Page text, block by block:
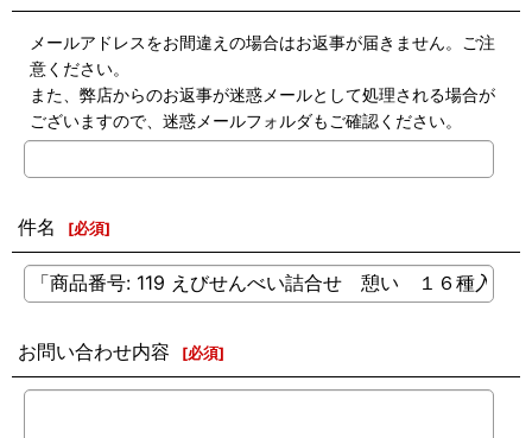
メールアドレスをお間違えの場合はお返事が届きません。ご注
意ください。
また、弊店からのお返事が迷惑メールとして処理される場合が
ございますので、迷惑メールフォルダもご確認ください。
件名 [必須]
お問い合わせ内容 [必須]